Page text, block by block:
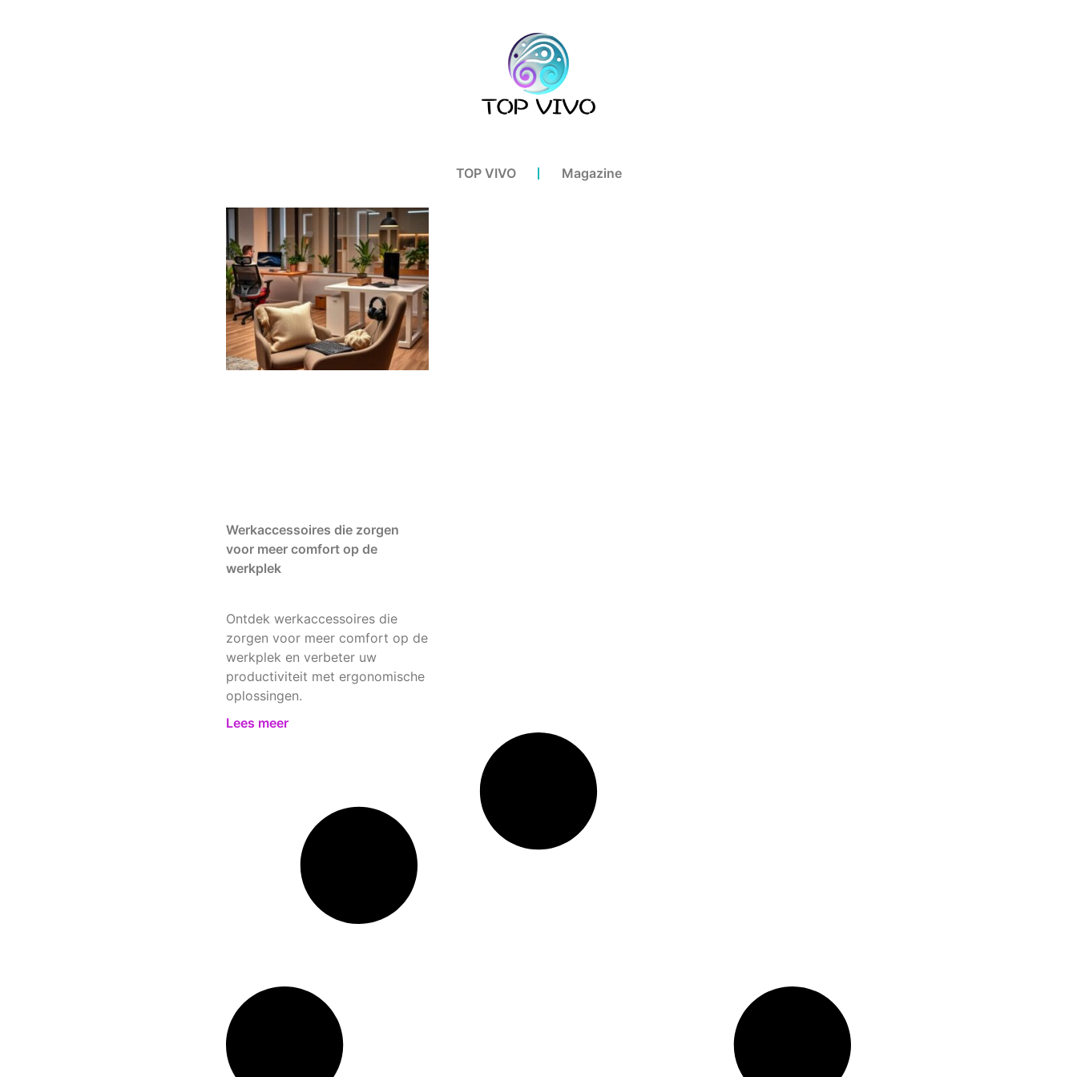
TOP VIVO Magazine
Werkaccessoires die zorgen
voor meer comfort op de
werkplek
Ontdek werkaccessoires die
zorgen voor meer comfort op de
werkplek en verbeter uw
productiviteit met ergonomische
oplossingen.
Lees meer